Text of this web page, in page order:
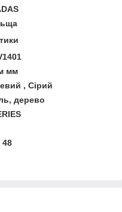
мм
, Сірий
дерево
48